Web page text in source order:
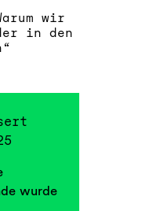
wir
in den
wurde